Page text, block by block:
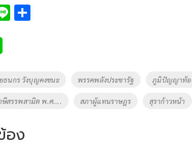
Li
ธนกร วังบุญคงชนะ พรรคพลังประชารัฐ ภูมิปัญญาท้อ
สรรพสามิต พ.ศ.... สภาผู้แทนราษฎร สุราก้าวหน้า
อง